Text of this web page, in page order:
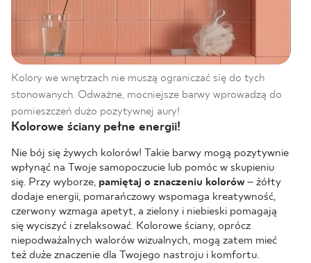
KONTAKT
PL DE
Kolory we wnętrzach nie muszą ograniczać się do tych
stonowanych. Odważne, mocniejsze barwy wprowadzą do
pomieszczeń dużo pozytywnej aury!
Kolorowe ściany pełne energii!
Nie bój się żywych kolorów! Takie barwy mogą pozytywnie
wpłynąć na Twoje samopoczucie lub pomóc w skupieniu
się. Przy wyborze, pamiętaj o znaczeniu kolorów– żółty
dodaje energii, pomarańczowy wspomaga kreatywność,
czerwony wzmaga apetyt, a zielony i niebieski pomagają
się wyciszyć i zrelaksować. Kolorowe ściany, oprócz
niepodważalnych walorów wizualnych, mogą zatem mieć
też duże znaczenie dla Twojego nastroju i komfortu.